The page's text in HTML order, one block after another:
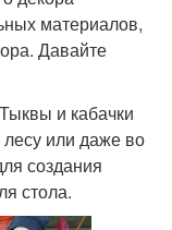
материалов,
Давайте
и кабачки
или даже во
создания
стола.